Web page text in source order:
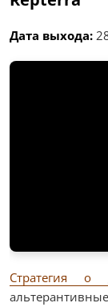
Дата выхода:
Стратегия о